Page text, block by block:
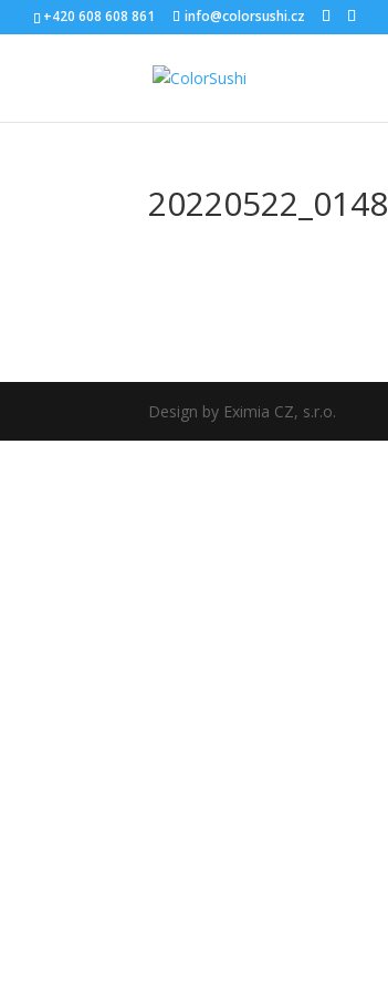
+420 608 608 861 info@colorsushi.cz
20220522_0148
Design by Eximia CZ, s.r.o.